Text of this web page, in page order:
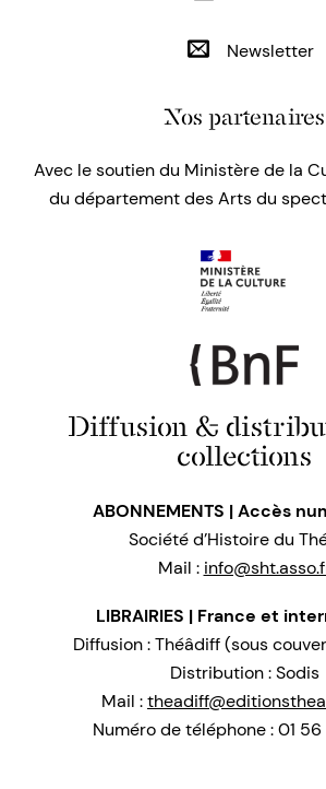
Newsletter
Nos partenaires
Avec le soutien du Ministère de la
du département des Arts du
Diffusion &
collections
ABONNEMENTS | Accès
Société d’Histoire du
Mail :
LIBRAIRIES | France et
Diffusion : Théâdiff (sous
Distribution : Sodis
Mail :
Numéro de téléphone : 01